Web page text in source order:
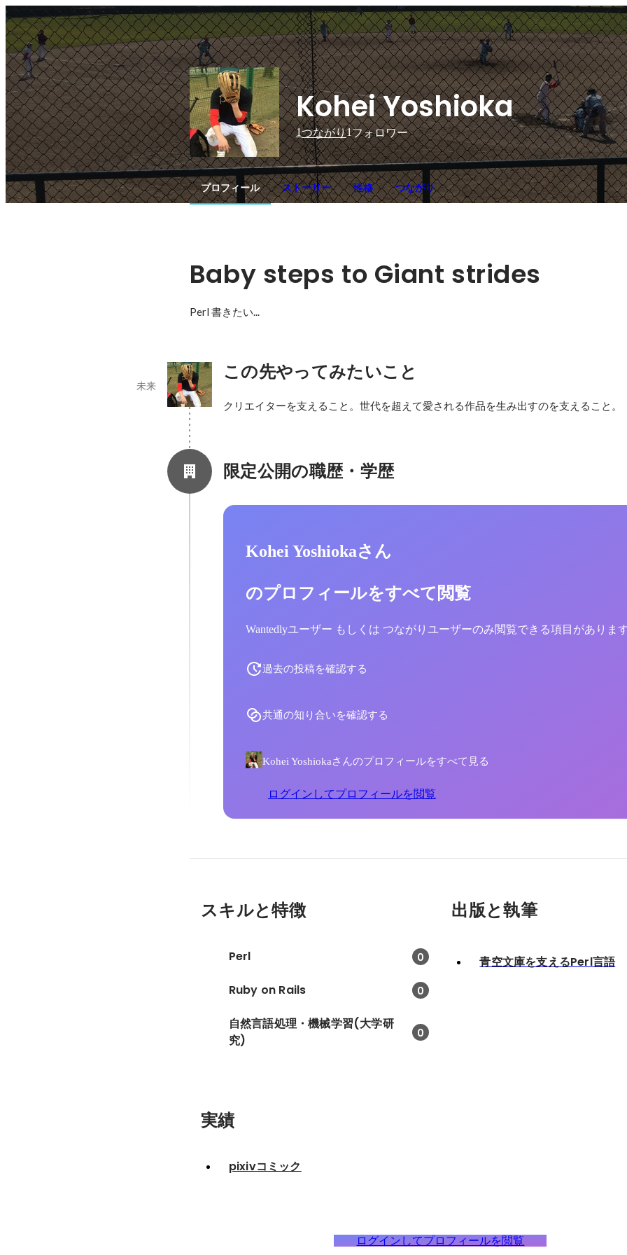
Kohei Yoshioka
1つながり1フォロワー
プロフィール ストーリー 性格 つながり
Baby steps to Giant strides
Perl 書きたい...
この先やってみたいこと
未来
クリエイターを支えること。世代を超えて愛される作品を生み出すのを支えること。
限定公開の職歴・学歴
Kohei Yoshiokaさん
のプロフィールをすべて閲覧
Wantedlyユーザー もしくは つながりユーザーのみ閲覧できる項目がありま
過去の投稿を確認する
共通の知り合いを確認する
Kohei Yoshiokaさんのプロフィールをすべて見る
ログインしてプロフィールを閲覧
スキルと特徴
Perl 0
Ruby on Rails 0
自然言語処理・機械学習(大学研
究)
0
出版と執筆
青空文庫を支えるPerl言語
実績
pixivコミック
ログインしてプロフィールを閲覧